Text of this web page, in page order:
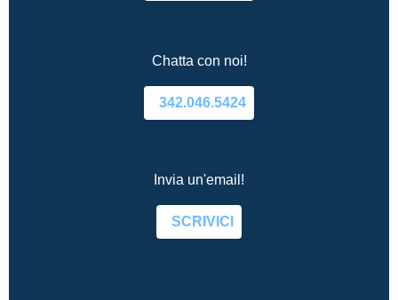
Chatta con noi!
342.046.5424
Invia un'email!
SCRIVICI